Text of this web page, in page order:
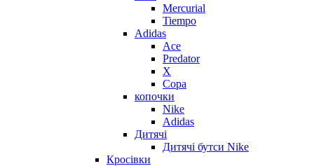
Mercurial
Tiempo
Adidas
Ace
Predator
X
Copa
копочки
Nike
Adidas
Дитячі
Дитячі бутси Nike
Кросівки